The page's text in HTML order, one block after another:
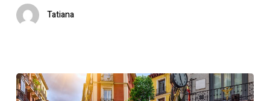
Tatiana